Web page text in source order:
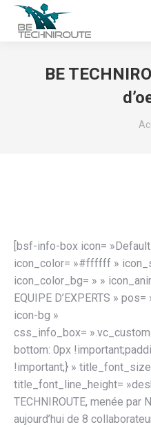
BE
[bsf-info-box icon=
icon_color= »#ffffff »
icon_color_bg= » »
EQUIPE D’EXPERTS »
icon-bg »
css_info_box=
bottom: 0px
!important;} »
title_font_line_height=
TECHNIROUTE, menée par
aujourd’hui de 8